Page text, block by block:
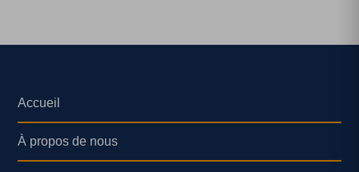
Accueil
À propos de nous